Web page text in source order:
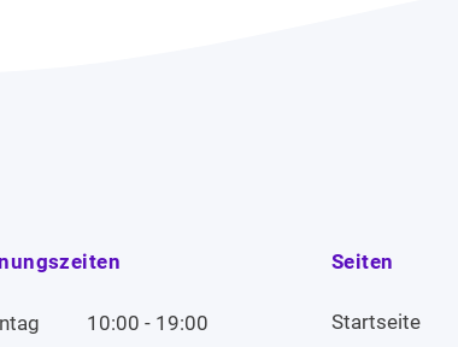
10:00 - 19:00
Seiten
Startseite